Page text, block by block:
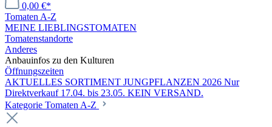
0,00 €*
Tomaten A-Z
MEINE LIEBLINGSTOMATEN
Tomatenstandorte
Anderes
Anbauinfos zu den Kulturen
Öffnungszeiten
AKTUELLES SORTIMENT JUNGPFLANZEN 2026 Nur
Direktverkauf 17.04. bis 23.05. KEIN VERSAND.
Kategorie Tomaten A-Z